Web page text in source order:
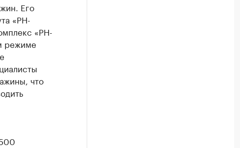
Его
«РН-
«РН-
режиме
что